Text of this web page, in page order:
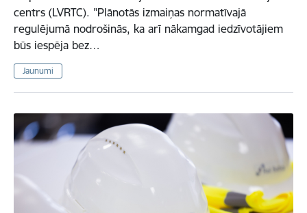
centrs (LVRTC). "Plānotās izmaiņas normatīvajā
regulējumā nodrošinās, ka arī nākamgad iedzīvotājiem
būs iespēja bez…
Jaunumi